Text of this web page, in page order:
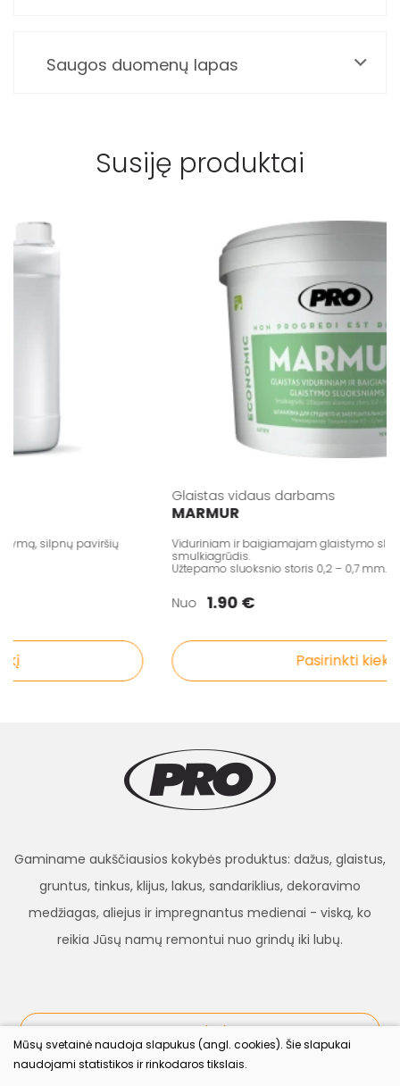
Saugos duomenų lapas
Susiję produktai
silpnų paviršių
Glaistas vidaus darbams
MARMUR
Viduriniam ir baigiamajam glaistymo
smulkiagrūdis.
Užtepamo sluoksnio storis 0,2 – 0,7 mm.
Nuo 1.90 €
Pasirinkti kiekį
Gaminame aukščiausios kokybės produktus: dažus, glaistus,
gruntus, tinkus, klijus, lakus, sandariklius, dekoravimo
medžiagas, aliejus ir impregnantus medienai - viską, ko
reikia Jūsų namų remontui nuo grindų iki lubų.
procolor.lt
Mūsų svetainė naudoja slapukus (angl. cookies). Šie slapukai
naudojami statistikos ir rinkodaros tikslais.